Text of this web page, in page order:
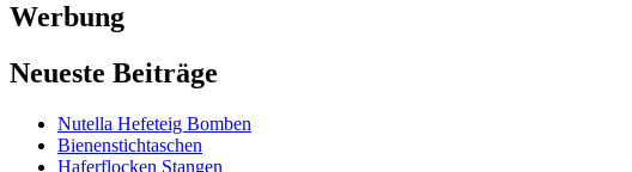
Werbung
Neueste Beiträge
Nutella Hefeteig Bomben
Bienenstichtaschen
Haferflocken Stangen